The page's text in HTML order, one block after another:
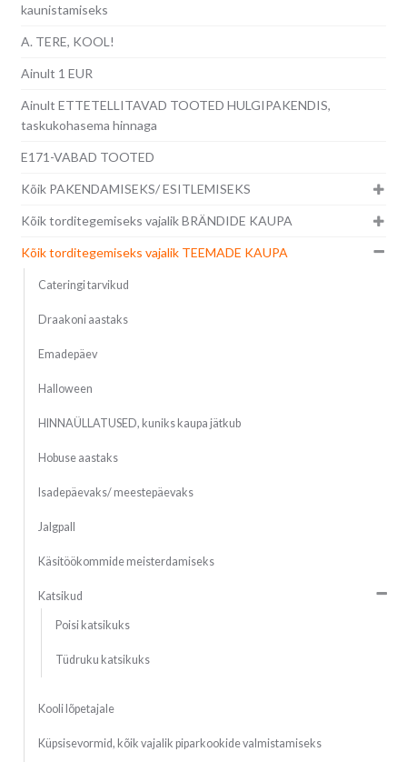
kaunistamiseks
A. TERE, KOOL!
Ainult 1 EUR
Ainult ETTETELLITAVAD TOOTED HULGIPAKENDIS,
taskukohasema hinnaga
E171-VABAD TOOTED
Kõik PAKENDAMISEKS/ ESITLEMISEKS
Kõik torditegemiseks vajalik BRÄNDIDE KAUPA
Kõik torditegemiseks vajalik TEEMADE KAUPA
Cateringi tarvikud
Draakoni aastaks
Emadepäev
Halloween
HINNAÜLLATUSED, kuniks kaupa jätkub
Hobuse aastaks
Isadepäevaks/ meestepäevaks
Jalgpall
Käsitöökommide meisterdamiseks
Katsikud
Poisi katsikuks
Tüdruku katsikuks
Kooli lõpetajale
Küpsisevormid, kõik vajalik piparkookide valmistamiseks